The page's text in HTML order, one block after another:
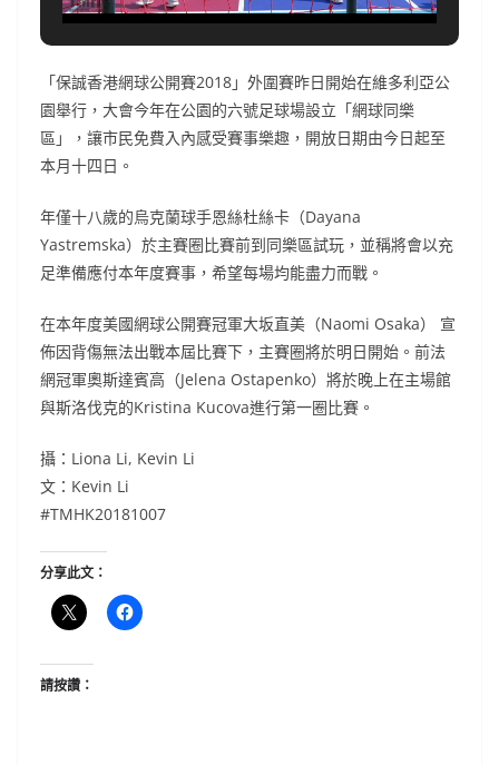
「保誠香港網球公開賽2018」外圍賽昨日開始在維多利亞公
園舉行，大會今年在公園的六號足球場設立「網球同樂
區」，讓市民免費入內感受賽事樂趣，開放日期由今日起至
本月十四日。
年僅十八歲的烏克蘭球手恩絲杜絲卡（Dayana
Yastremska）於主賽圈比賽前到同樂區試玩，並稱將會以充
足準備應付本年度賽事，希望每場均能盡力而戰。
在本年度美國網球公開賽冠軍大坂直美（Naomi Osaka） 宣
佈因背傷無法出戰本屆比賽下，主賽圈將於明日開始。前法
網冠軍奧斯達賓高（Jelena Ostapenko）將於晚上在主場館
與斯洛伐克的Kristina Kucova進行第一圈比賽。
攝：Liona Li, Kevin Li
文：Kevin Li
#TMHK20181007
分享此文：
請按讚：